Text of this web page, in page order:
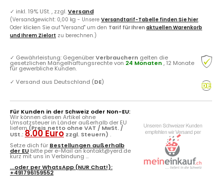
✓ inkl. 19% USt. , zzgl.Versand
(Versandgewicht: 0,00 kg - Unsere Versandtarif-Tabelle finden Sie hier.
Oder klicken Sie auf "Versand" um den Tarif für Ihren aktuellen Warenkorb
und Ihrem Zielort zu berechnen.)
✓ Gewährleistung: GegenüberVerbrauchern gelten die
gesetzlichen Mängelhaftungsrechte von 24 Monaten , 12 Monate
für gewerbliche Kunden.
✓ Versand aus Deutschland (DE)
Für Kunden in der Schweiz oder Non-EU:
Wir können diesen Artikel ohne
Umsatzsteuer in Länder außerhalb der EU
liefern(Preis netto ohne VAT / MwSt. /
USt.: 8.00 Euro zzgl. Steuern) .
Setze dich für Bestellungen außerhalb
der EU bitte per e-Mail an kontakt@yerd.de
kurz mit uns in Verbindung ...
...oder perWhatsApp (NUR Chat!):
+491796159552